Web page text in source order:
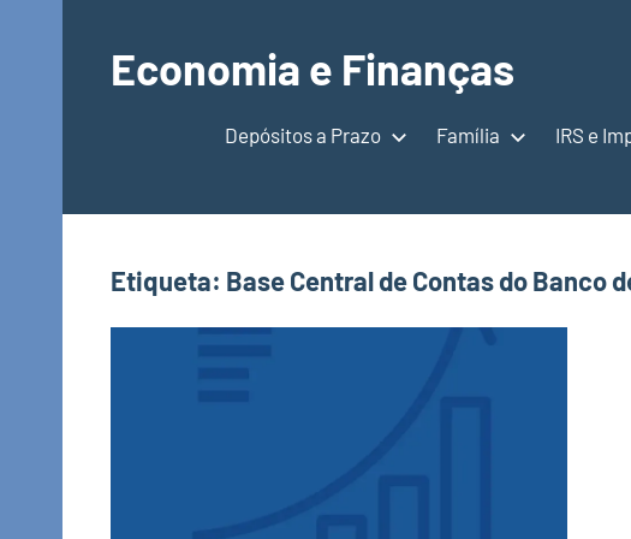
Economia e Finanças
Depósitos
Finanças
Calendários
Depósitos a Prazo Família IRS e
Etiqueta: Base Central de Contas do Banco